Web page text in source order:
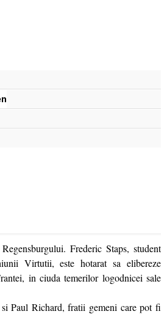
Frederic Staps, student
Virtutii, este hotarat sa elibereze
in ciuda temerilor logodnicei sale
Paul Richard, fratii gemeni care pot fi